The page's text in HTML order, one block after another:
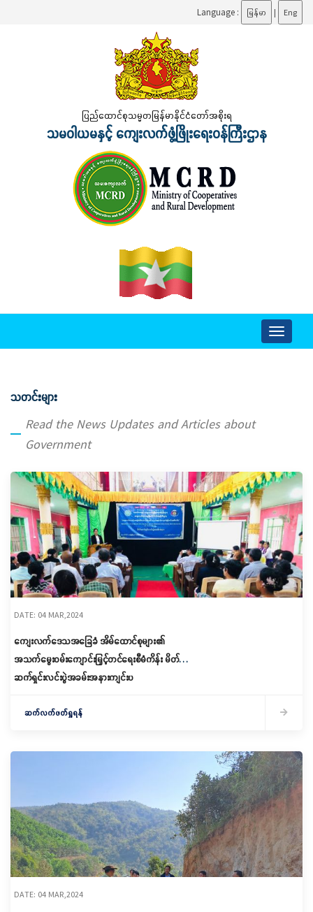
Language : မြန်မာ | Eng
ပြည်ထောင်စုသမ္မတမြန်မာနိုင်ငံတော်အစိုးရ
သမဝါယမနှင့် ကျေးလက်ဖွံ့ဖြိုးရေးဝန်ကြီးဌာန
Toggle
သတင်းများ
Read the News Updates and Articles about
Government
DATE: 04 MAR,2024
ကျေးလက်ဒေသအခြေခံ အိမ်ထောင်စုများ၏
အသက်မွေးဝမ်းကျောင်းမြှင့်တင်ရေးစီမံကိန်း မိတ်
ဆက်ရှင်းလင်းပွဲအခမ်းအနားကျင်းပ
ဆက်လက်ဖတ်ရှုရန်
DATE: 04 MAR,2024